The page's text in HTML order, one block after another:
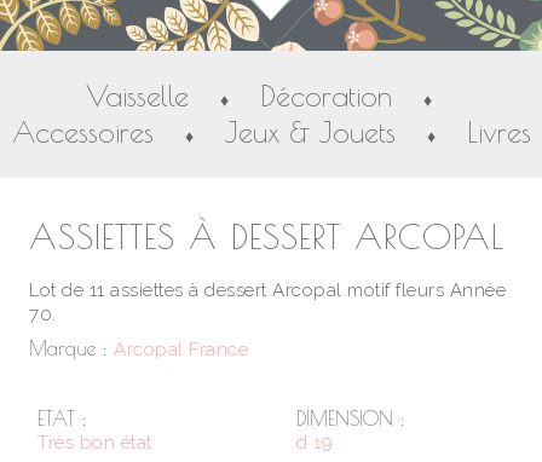
Vaisselle ♦ Décoration ♦
Accessoires ♦ Jeux & Jouets ♦ Livres
ASSIETTES À DESSERT ARCOPAL
Lot de 11 assiettes à dessert Arcopal motif fleurs Année
70.
Marque : Arcopal France
ETAT :
Très bon état
DIMENSION :
d 19